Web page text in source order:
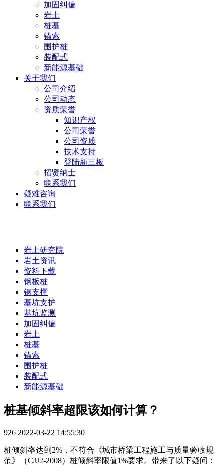
加固纠偏
岩土
桩基
锚索
围护桩
装配式
新能源基础
关于我们
公司介绍
公司动态
资质荣誉
知识产权
公司荣誉
公司资质
技术支持
登陆新三板
招贤纳士
联系我们
疑难咨询
联系我们
岩土研究院
岩土资讯
资料下载
钢板桩
钢支撑
基坑支护
基坑监测
加固纠偏
岩土
桩基
锚索
围护桩
装配式
新能源基础
桩基倾斜率超限该如何计算？
926 2022-03-22 14:55:30
桩倾斜率达到2%，不符合《城市桥梁工程施工与质量验收规
范》（CJJ2-2008）桩倾斜率限值1%要求。带来了以下疑问：